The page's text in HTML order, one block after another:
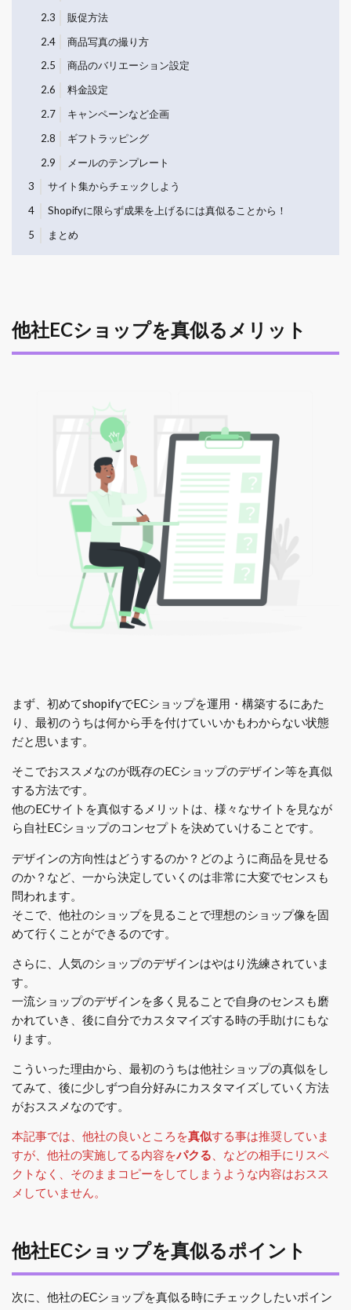
2.3
販促方法
2.4
商品写真の撮り方
2.5
商品のバリエーション設定
2.6
料金設定
2.7
キャンペーンなど企画
2.8
ギフトラッピング
2.9
メールのテンプレート
3
サイト集からチェックしよう
4
Shopifyに限らず成果を上げるには真似ることから！
5
まとめ
他社ECショップを真似るメリット
まず、初めてshopifyでECショップを運用・構築するにあた
り、最初のうちは何から手を付けていいかもわからない状態
だと思います。
そこでおススメなのが既存のECショップのデザイン等を真似
する方法です。
他のECサイトを真似するメリットは、様々なサイトを見なが
ら自社ECショップのコンセプトを決めていけることです。
デザインの方向性はどうするのか？どのように商品を見せる
のか？など、一から決定していくのは非常に大変でセンスも
問われます。
そこで、他社のショップを見ることで理想のショップ像を固
めて行くことができるのです。
さらに、人気のショップのデザインはやはり洗練されていま
す。
一流ショップのデザインを多く見ることで自身のセンスも磨
かれていき、後に自分でカスタマイズする時の手助けにもな
ります。
こういった理由から、最初のうちは他社ショップの真似をし
てみて、後に少しずつ自分好みにカスタマイズしていく方法
がおススメなのです。
本記事では、他社の良いところを真似する事は推奨していま
すが、他社の実施してる内容をパクる 、などの相手にリスペ
クトなく、そのままコピーをしてしまうような内容はおスス
メしていません。
他社ECショップを真似るポイント
次に、他社のECショップを真似る時にチェックしたいポイン